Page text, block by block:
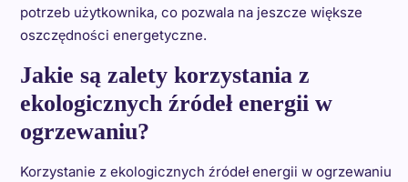
potrzeb użytkownika, co pozwala na jeszcze większe
oszczędności energetyczne.
Jakie są zalety korzystania z
ekologicznych źródeł energii w
ogrzewaniu?
Korzystanie z ekologicznych źródeł energii w ogrzewaniu